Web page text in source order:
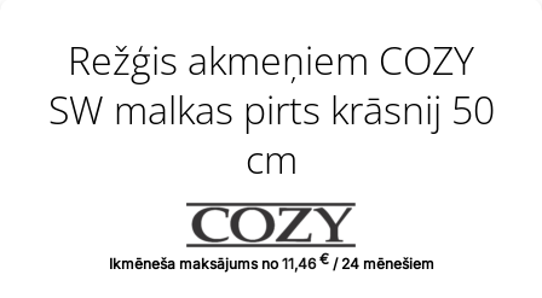
Režģis akmeņiem COZY
SW malkas pirts krāsnij 50
cm
Ikmēneša maksājums no 11,46€/ 24 mēnešiem